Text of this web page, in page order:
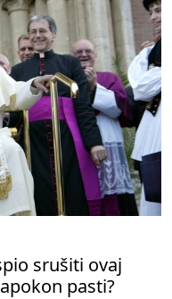
srušiti ovaj
pasti?